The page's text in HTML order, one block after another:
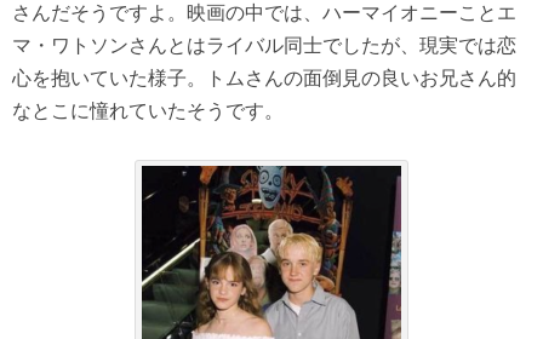
さんだそうですよ。映画の中では、ハーマイオニーことエ
マ・ワトソンさんとはライバル同士でしたが、現実では恋
心を抱いていた様子。トムさんの面倒見の良いお兄さん的
なとこに憧れていたそうです。